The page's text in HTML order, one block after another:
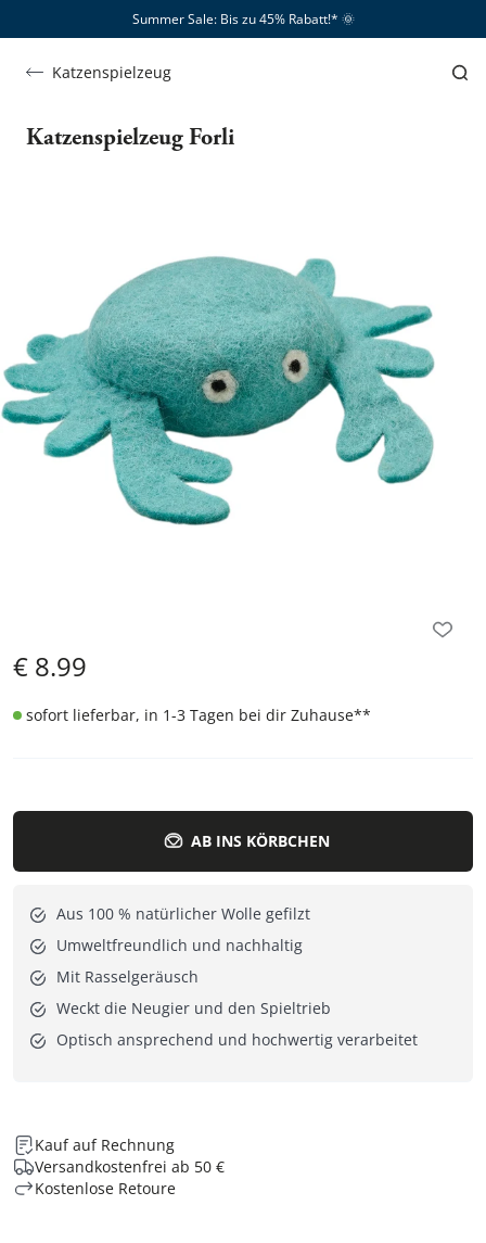
Summer Sale: Bis zu 45% Rabatt!*​ 🌞
Katzenspielzeug
Katzenspielzeug Forli
€ 8.99
sofort lieferbar, in 1-3 Tagen bei dir Zuhause**
AB INS KÖRBCHEN
Aus 100 % natürlicher Wolle gefilzt
Umweltfreundlich und nachhaltig
Mit Rasselgeräusch
Weckt die Neugier und den Spieltrieb
Optisch ansprechend und hochwertig verarbeitet
Kauf auf Rechnung
Versandkostenfrei ab 50 €
Kostenlose Retoure